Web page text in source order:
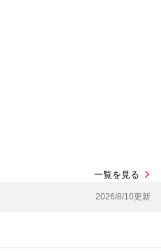
一覧を見る
2026/8/10更新